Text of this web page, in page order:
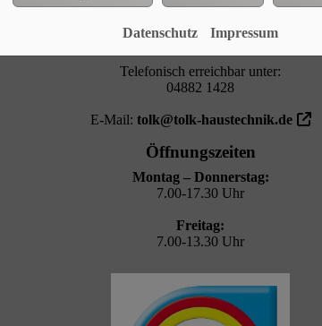
Tolk Heizung-Sanitär GmbH & Co. KG
Dorfstraße 12
25776 St. Annen
Telefonisch erreichbar unter:
04882 1428
E-Mail: tolk@tolk-haustechnik.de
Öffnungszeiten
Montag – Donnerstag:
7.00-17.30 Uhr
Freitag:
7.00-13.30 Uhr
Datenschutz Impressum